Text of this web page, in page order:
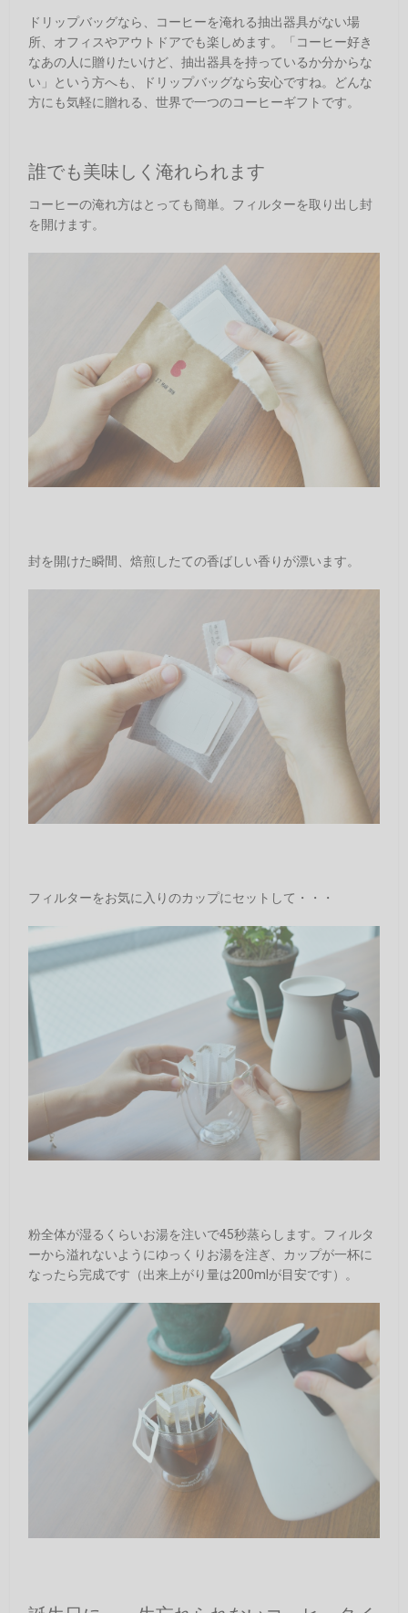
ドリップバッグなら、コーヒーを淹れる抽出器具がない場
所、オフィスやアウトドアでも楽しめます。「コーヒー好き
なあの人に贈りたいけど、抽出器具を持っているか分からな
い」という方へも、ドリップバッグなら安心ですね。どんな
方にも気軽に贈れる、世界で一つのコーヒーギフトです。
誰でも美味しく淹れられます
コーヒーの淹れ方はとっても簡単。フィルターを取り出し封
を開けます。
封を開けた瞬間、焙煎したての香ばしい香りが漂います。
フィルターをお気に入りのカップにセットして・・・
粉全体が湿るくらいお湯を注いで45秒蒸らします。フィルタ
ーから溢れないようにゆっくりお湯を注ぎ、カップが一杯に
なったら完成です（出来上がり量は200mlが目安です）。